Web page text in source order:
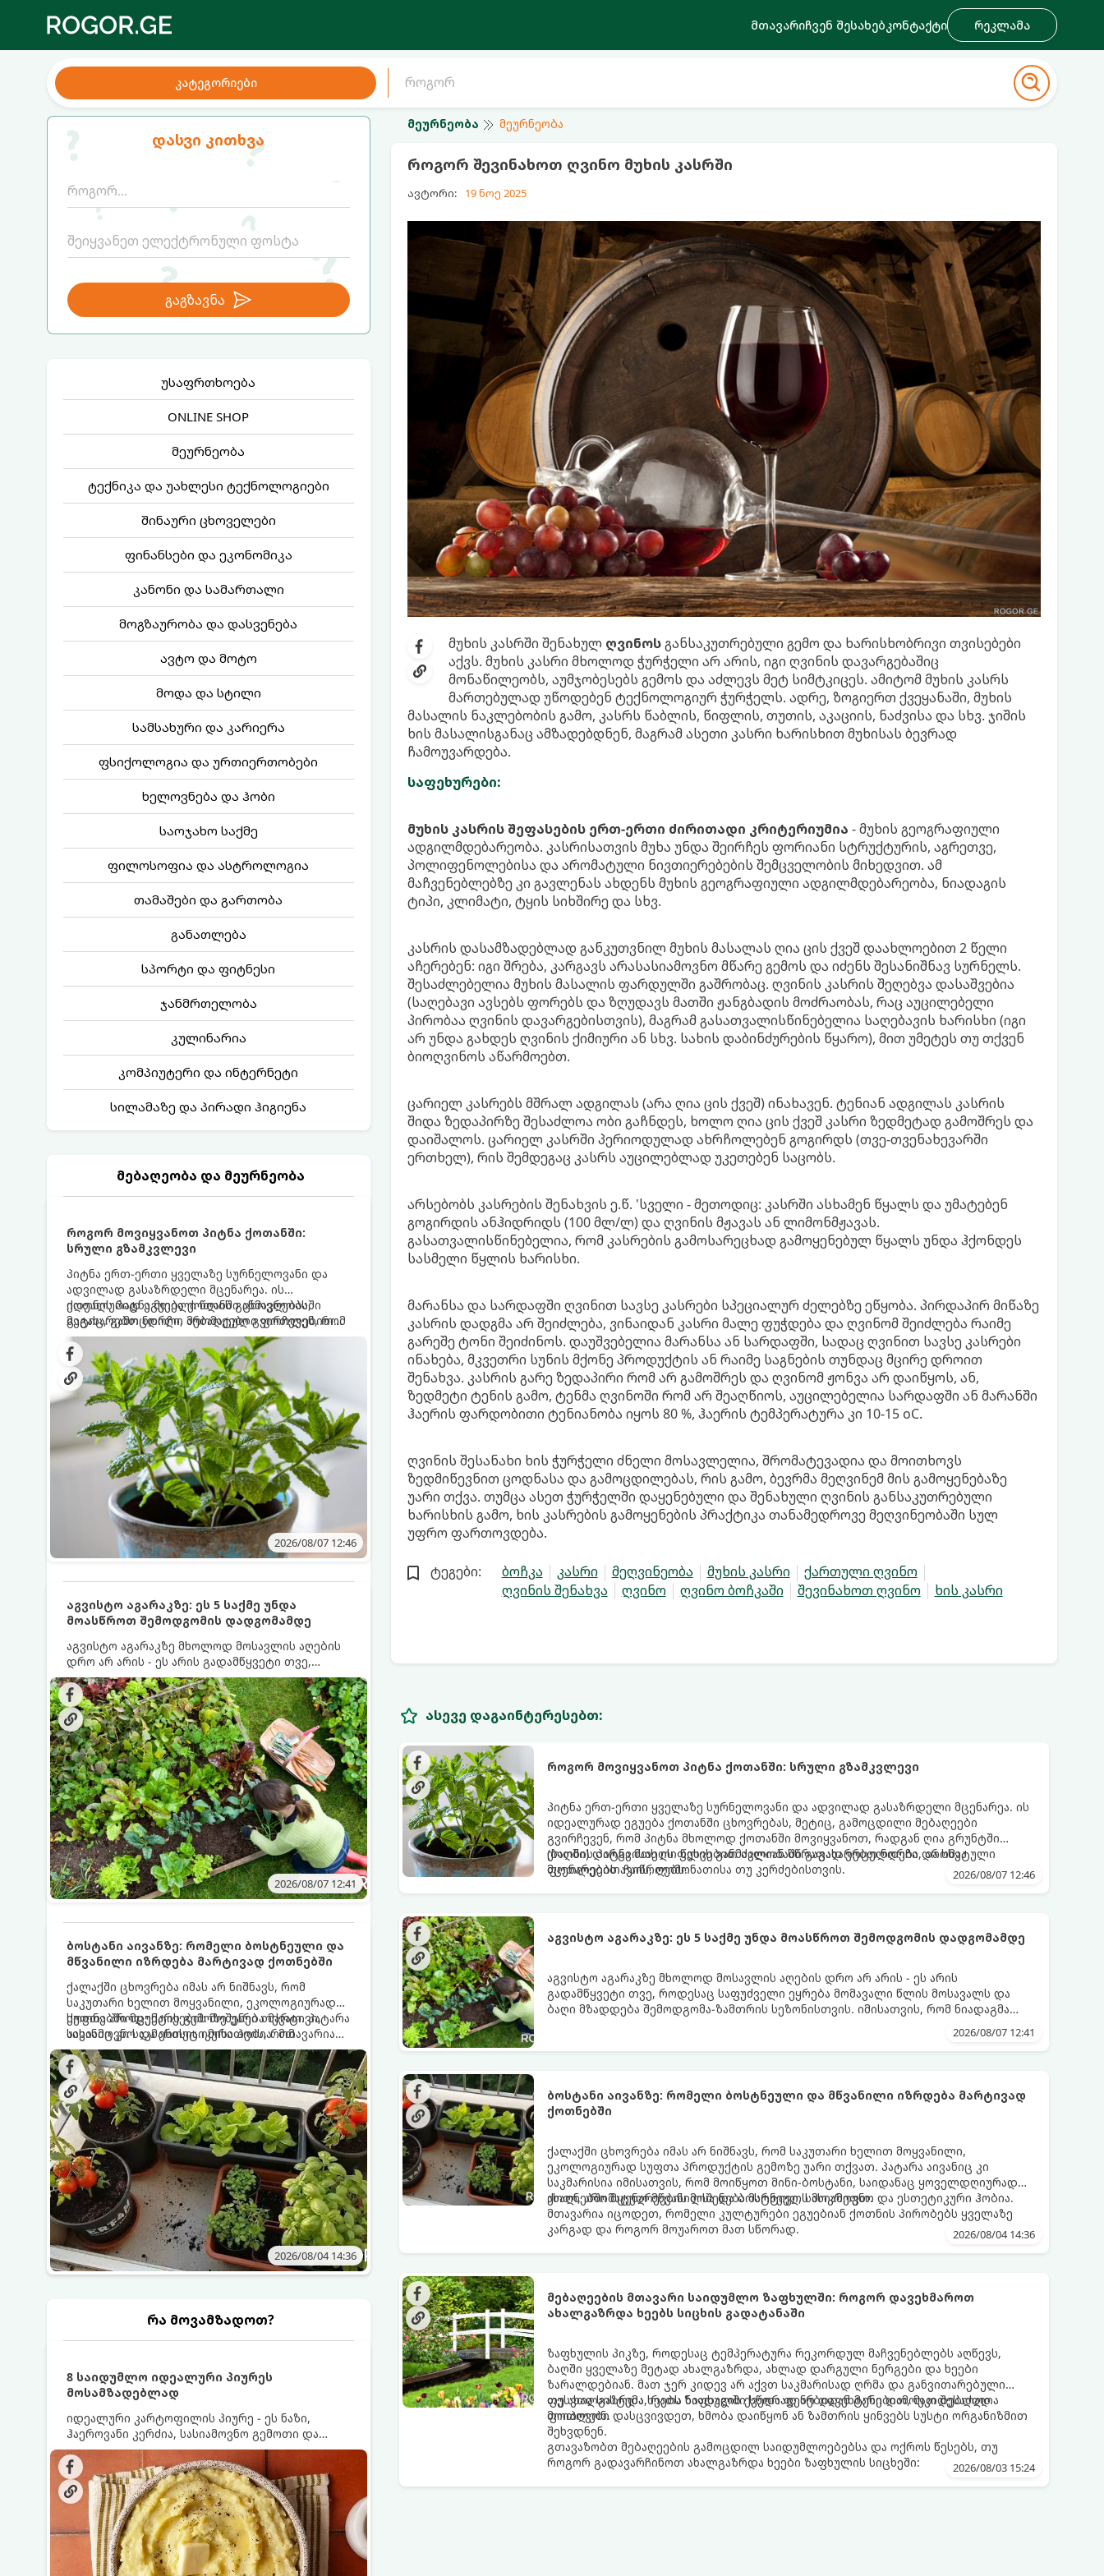
მთავარიჩვენ შესახებკონტაქტი რეკლამა
კატეგორიები
დასვი კითხვა
გაგზავნა
უსაფრთხოება
ONLINE SHOP
მეურნეობა
ტექნიკა და უახლესი ტექნოლოგიები
შინაური ცხოველები
ფინანსები და ეკონომიკა
კანონი და სამართალი
მოგზაურობა და დასვენება
ავტო და მოტო
მოდა და სტილი
სამსახური და კარიერა
ფსიქოლოგია და ურთიერთობები
ხელოვნება და ჰობი
საოჯახო საქმე
ფილოსოფია და ასტროლოგია
თამაშები და გართობა
განათლება
სპორტი და ფიტნესი
ჯანმრთელობა
კულინარია
კომპიუტერი და ინტერნეტი
სილამაზე და პირადი ჰიგიენა
მებაღეობა და მეურნეობა
როგორ მოვიყვანოთ პიტნა ქოთანში:
სრული გზამკვლევი
პიტნა ერთ-ერთი ყველაზე სურნელოვანი და
ადვილად გასაზრდელი მცენარეა. ის
იდეალურად ეგუება ქოთანში ცხოვრებას,
მეტიც, გამოცდილი მებაღეები გვირჩევენ, რომ
პიტნა მხოლოდ ქოთანში მოვიყვანოთ, რადგან
ღია გრუნტში (ბაღში) დარგვისას ის ფესვებით
ძალიან სწრაფად ვრცელდება და სხვა
მცენარეებს ავიწროებს.
ქოთნის პიტნა მთელი წლის განმავლობაში
გაგახარებთ ნორჩი, არომატული ფოთლებით
ჩაის, ლიმონათისა თუ კერძებისთვის.
2026/08/07 12:46
აგვისტო აგარაკზე: ეს 5 საქმე უნდა
მოასწროთ შემოდგომის დადგომამდე
აგვისტო აგარაკზე მხოლოდ მოსავლის აღების
დრო არ არის - ეს არის გადამწყვეტი თვე,
როდესაც საფუძველი ეყრება მომავალი წლის
მოსავალს და ბაღი მზადდება შემოდგომა-
ზამთრის სეზონისთვის. იმისათვის, რომ
ნიადაგმა ენერგია აღიდგინოს, ხოლო
მცენარეებმა ზამთარს გაუძლონ, აგვისტოს
ბოლომდე 5 მნიშვნელოვანი საქმის გაკეთება
უნდა მოასწროთ:
2026/08/07 12:41
ბოსტანი აივანზე: რომელი ბოსტნეული და
მწვანილი იზრდება მარტივად ქოთნებში
ქალაქში ცხოვრება იმას არ ნიშნავს, რომ
საკუთარი ხელით მოყვანილი, ეკოლოგიურად
სუფთა პროდუქტის გემოზე უარი თქვათ. პატარა
აივანიც კი საკმარისია იმისათვის, რომ
მოიწყოთ მინი-ბოსტანი, საიდანაც
ყოველდღიურად ახალ, არომატულ მწვანილსა
და ბოსტნეულს მოკრეფთ.
ქოთნებში მცენარეების მოშენება მარტივი,
სასიამოვნო და ესთეტიკური ჰობია. მთავარია
იცოდეთ, რომელი კულტურები ეგუებიან
ქოთნის პირობებს ყველაზე კარგად და როგორ
მოუაროთ მათ სწორად.
2026/08/04 14:36
რა მოვამზადოთ?
8 საიდუმლო იდეალური პიურეს
მოსამზადებლად
იდეალური კარტოფილის პიურე - ეს ნაზი,
ჰაეროვანი კერძია, სასიამოვნო გემოთი და
ნაღების-მოყვითალო ფერით. მისი მომზადება
ძალიან მარტივია, მაგრამ არსებობს რამდენიმე
საიდუმლო, რომლებიც უნდა იცოდეთ, რომ
პიურე იდეალურად გემრიელი გამოვიდეს.
მეურნეობა მეურნეობა
როგორ შევინახოთ ღვინო მუხის კასრში
ავტორი: 19 ნოე 2025
მუხის კასრში შენახულ ღვინოსგანსაკუთრებული გემო და ხარისხობრივი თვისებები
აქვს. მუხის კასრი მხოლოდ ჭურჭელი არ არის, იგი ღვინის დავარგებაშიც
მონაწილეობს, აუმჯობესებს გემოს და აძლევს მეტ სიმტკიცეს. ამიტომ მუხის კასრს
მართებულად უწოდებენ ტექნოლოგიურ ჭურჭელს. ადრე, ზოგიერთ ქვეყანაში, მუხის
მასალის ნაკლებობის გამო, კასრს წაბლის, წიფლის, თუთის, აკაციის, ნაძვისა და სხვ. ჯიშის
ხის მასალისგანაც ამზადებდნენ, მაგრამ ასეთი კასრი ხარისხით მუხისას ბევრად
ჩამოუვარდება.
საფეხურები:
მუხის კასრის შეფასების ერთ-ერთი ძირითადი კრიტერიუმია - მუხის გეოგრაფიული
ადგილმდებარეობა. კასრისათვის მუხა უნდა შეირჩეს ფორიანი სტრუქტურის, აგრეთვე,
პოლიფენოლებისა და არომატული ნივთიერებების შემცველობის მიხედვით. ამ
მაჩვენებლებზე კი გავლენას ახდენს მუხის გეოგრაფიული ადგილმდებარეობა, ნიადაგის
ტიპი, კლიმატი, ტყის სიხშირე და სხვ.
კასრის დასამზადებლად განკუთვნილ მუხის მასალას ღია ცის ქვეშ დაახლოებით 2 წელი
აჩერებენ: იგი შრება, კარგავს არასასიამოვნო მწარე გემოს და იძენს შესანიშნავ სურნელს.
შესაძლებელია მუხის მასალის ფარდულში გაშრობაც. ღვინის კასრის შეღებვა დასაშვებია
(საღებავი ავსებს ფორებს და ზღუდავს მათში ჟანგბადის მოძრაობას, რაც აუცილებელი
პირობაა ღვინის დავარგებისთვის), მაგრამ გასათვალისწინებელია საღებავის ხარისხი (იგი
არ უნდა გახდეს ღვინის ქიმიური ან სხვ. სახის დაბინძურების წყარო), მით უმეტეს თუ თქვენ
ბიოღვინოს აწარმოებთ.
ცარიელ კასრებს მშრალ ადგილას (არა ღია ცის ქვეშ) ინახავენ. ტენიან ადგილას კასრის
შიდა ზედაპირზე შესაძლოა ობი გაჩნდეს, ხოლო ღია ცის ქვეშ კასრი ზედმეტად გამოშრეს და
დაიშალოს. ცარიელ კასრში პერიოდულად ახრჩოლებენ გოგირდს (თვე-თვენახევარში
ერთხელ), რის შემდეგაც კასრს აუცილებლად უკეთებენ საცობს.
არსებობს კასრების შენახვის ე.წ. 'სველი - მეთოდიც: კასრში ასხამენ წყალს და უმატებენ
გოგირდის ანჰიდრიდს (100 მლ/ლ) და ღვინის მჟავას ან ლიმონმჟავას.
გასათვალისწინებელია, რომ კასრების გამოსარეცხად გამოყენებულ წყალს უნდა ჰქონდეს
სასმელი წყლის ხარისხი.
მარანსა და სარდაფში ღვინით სავსე კასრები სპეციალურ ძელებზე ეწყობა. პირდაპირ მიწაზე
კასრის დადგმა არ შეიძლება, ვინაიდან კასრი მალე ფუჭდება და ღვინომ შეიძლება რაიმე
გარეშე ტონი შეიძინოს. დაუშვებელია მარანსა ან სარდაფში, სადაც ღვინით სავსე კასრები
ინახება, მკვეთრი სუნის მქონე პროდუქტის ან რაიმე საგნების თუნდაც მცირე დროით
შენახვა. კასრის გარე ზედაპირი რომ არ გამოშრეს და ღვინომ ჟონვა არ დაიწყოს, ან,
ზედმეტი ტენის გამო, ტენმა ღვინოში რომ არ შეაღწიოს, აუცილებელია სარდაფში ან მარანში
ჰაერის ფარდობითი ტენიანობა იყოს 80 %, ჰაერის ტემპერატურა კი 10-15 oC.
ღვინის შესანახი ხის ჭურჭელი ძნელი მოსავლელია, შრომატევადია და მოითხოვს
ზედმიწევნით ცოდნასა და გამოცდილებას, რის გამო, ბევრმა მეღვინემ მის გამოყენებაზე
უარი თქვა. თუმცა ასეთ ჭურჭელში დაყენებული და შენახული ღვინის განსაკუთრებული
ხარისხის გამო, ხის კასრების გამოყენების პრაქტიკა თანამედროვე მეღვინეობაში სულ
უფრო ფართოვდება.
ტეგები: ბოჩკა კასრი მეღვინეობა მუხის კასრი
ქართული ღვინო
ღვინის შენახვა
ღვინო ღვინო ბოჩკაში შევინახოთ ღვინო ხის კასრი
ასევე დაგაინტერესებთ:
როგორ მოვიყვანოთ პიტნა ქოთანში: სრული გზამკვლევი
პიტნა ერთ-ერთი ყველაზე სურნელოვანი და ადვილად გასაზრდელი მცენარეა. ის
იდეალურად ეგუება ქოთანში ცხოვრებას, მეტიც, გამოცდილი მებაღეები
გვირჩევენ, რომ პიტნა მხოლოდ ქოთანში მოვიყვანოთ, რადგან ღია გრუნტში
(ბაღში) დარგვისას ის ფესვებით ძალიან სწრაფად ვრცელდება და სხვა
მცენარეებს ავიწროებს.
ქოთნის პიტნა მთელი წლის განმავლობაში გაგახარებთ ნორჩი, არომატული
ფოთლებით ჩაის, ლიმონათისა თუ კერძებისთვის.
2026/08/07 12:46
აგვისტო აგარაკზე: ეს 5 საქმე უნდა მოასწროთ შემოდგომის დადგომამდე
აგვისტო აგარაკზე მხოლოდ მოსავლის აღების დრო არ არის - ეს არის
გადამწყვეტი თვე, როდესაც საფუძველი ეყრება მომავალი წლის მოსავალს და
ბაღი მზადდება შემოდგომა-ზამთრის სეზონისთვის. იმისათვის, რომ ნიადაგმა
2026/08/07 12:41
ბოსტანი აივანზე: რომელი ბოსტნეული და მწვანილი იზრდება მარტივად
ქოთნებში
ქალაქში ცხოვრება იმას არ ნიშნავს, რომ საკუთარი ხელით მოყვანილი,
ეკოლოგიურად სუფთა პროდუქტის გემოზე უარი თქვათ. პატარა აივანიც კი
საკმარისია იმისათვის, რომ მოიწყოთ მინი-ბოსტანი, საიდანაც ყოველდღიურად
ახალ, არომატულ მწვანილსა და ბოსტნეულს მოკრეფთ.
ქოთნებში მცენარეების მოშენება მარტივი, სასიამოვნო და ესთეტიკური ჰობია.
მთავარია იცოდეთ, რომელი კულტურები ეგუებიან ქოთნის პირობებს ყველაზე
კარგად და როგორ მოუაროთ მათ სწორად.
2026/08/04 14:36
მებაღეების მთავარი საიდუმლო ზაფხულში: როგორ დავეხმაროთ
ახალგაზრდა ხეებს სიცხის გადატანაში
ზაფხულის პიკზე, როდესაც ტემპერატურა რეკორდულ მაჩვენებლებს აღწევს,
ბაღში ყველაზე მეტად ახალგაზრდა, ახლად დარგული ნერგები და ხეები
ზარალდებიან. მათ ჯერ კიდევ არ აქვთ საკმარისად ღრმა და განვითარებული
ფესვთა სისტემა, რათა ნიადაგის ქვედა ფენებიდან ტენი დამოუკიდებლად
მოიპოვონ.
თუ ახალგაზრდა ხეებს ზაფხულში სწორად არ დავეხმარებით, მათ შესაძლოა
ფოთლები დასცვივდეთ, ხმობა დაიწყონ ან ზამთრის ყინვებს სუსტი ორგანიზმით
შეხვდნენ.
გთავაზობთ მებაღეების გამოცდილ საიდუმლოებებსა და ოქროს წესებს, თუ
როგორ გადავარჩინოთ ახალგაზრდა ხეები ზაფხულის სიცხეში:
2026/08/03 15:24